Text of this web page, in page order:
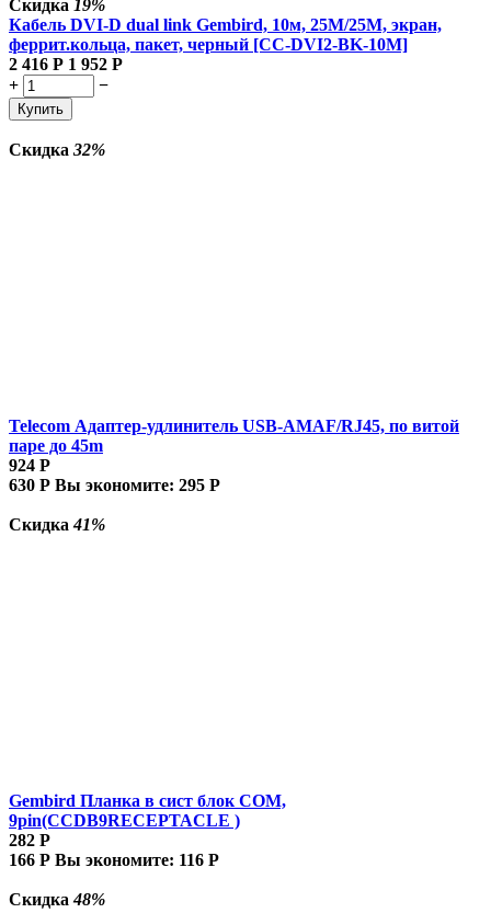
Скидка 19%
Кабель DVI-D dual link Gembird, 10м, 25M/25M, экран,
феррит.кольца, пакет, черный [CC-DVI2-BK-10M]
2 416 Р 1 952 Р
+
−
Купить
Скидка 32%
Telecom Адаптер-удлинитель USB-AMAF/RJ45, по витой
паре до 45m
924 Р
630 Р Вы экономите: 295 Р
Скидка41%
Gembird Планка в сист блок COM,
9pin(CCDB9RECEPTACLE )
282 Р
166 Р Вы экономите: 116 Р
Скидка48%